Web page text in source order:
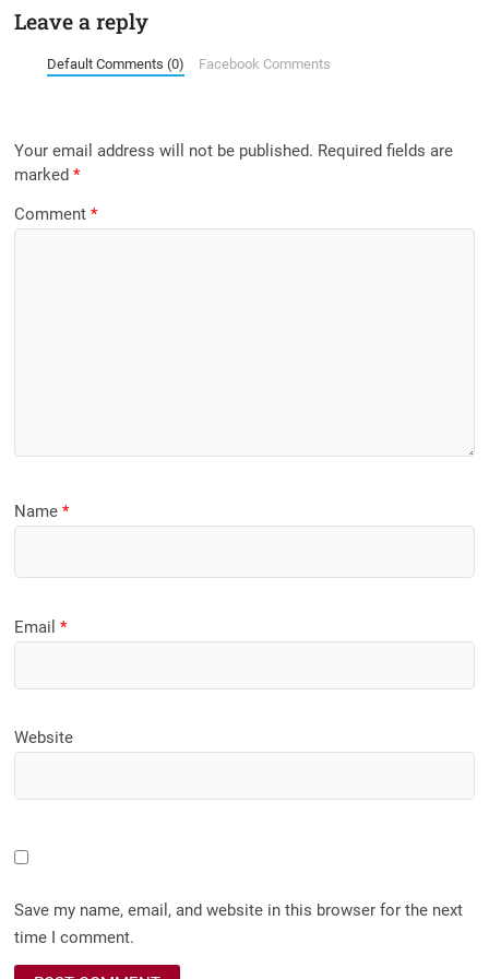
Leave a reply
Default Comments (0) Facebook Comments
Your email address will not be published. Required fields are
marked*
Comment*
Name*
Email*
Website
Save my name, email, and website in this browser for the next
time I comment.